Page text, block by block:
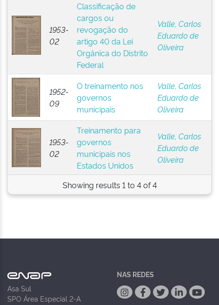
1953-
02
Classificação de
cargos ou
revogação do
artigo 40 da Lei
Orgânica do Distrito
Federal
Valle, Carlos
Eduardo de
Oliveira
1952-
09
O treinamento nos
governos
municipais
Valle, Carlos
Eduardo de
Oliveira
1953-
02
Treinamento para
governos
municipais nos
Estados Unidos
Valle, Carlos
Eduardo de
Oliveira
Showing results 1 to 4 of 4
Asa Sul
SPO Área Especial 2-A
NAS REDES